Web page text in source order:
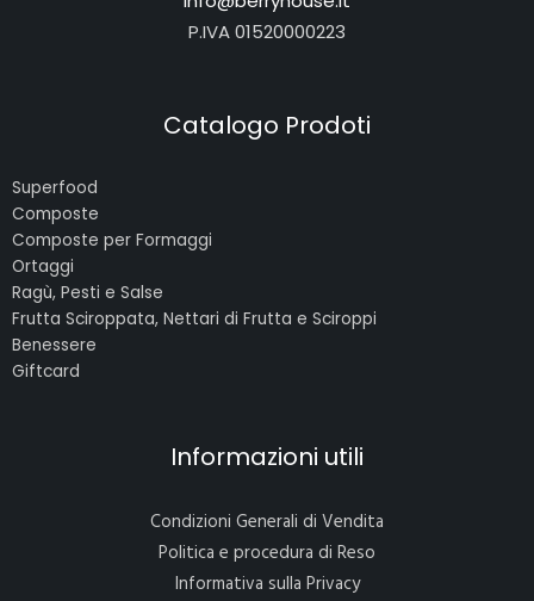
P.IVA01520000223
Catalogo Prodoti
Superfood
Composte
Composte per Formaggi
Ortaggi
Ragù, Pesti e Salse
Frutta Sciroppata, Nettari di Frutta e Sciroppi
Benessere
Giftcard
Informazioni utili
Condizioni Generali di Vendita
Politica e procedura di Reso
Informativa sulla Privacy